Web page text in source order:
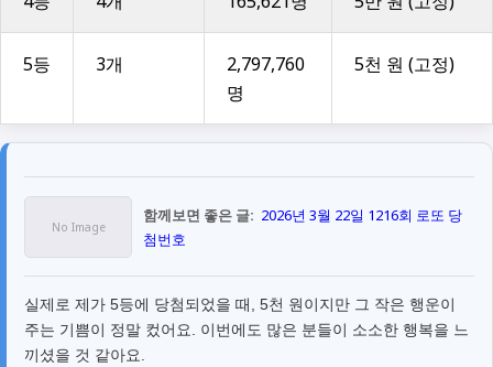
5등 3개
2,797,760
명
5천 원 (고정)
함께보면 좋은 글: 2026년 3월 22일 1216회 로또 당
첨번호
실제로 제가 5등에 당첨되었을 때, 5천 원이지만 그 작은 행운이
주는 기쁨이 정말 컸어요. 이번에도 많은 분들이 소소한 행복을 느
끼셨을 것 같아요.